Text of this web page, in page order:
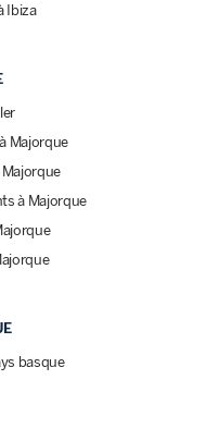
Ibiza
Majorque
Majorque
à Majorque
basque